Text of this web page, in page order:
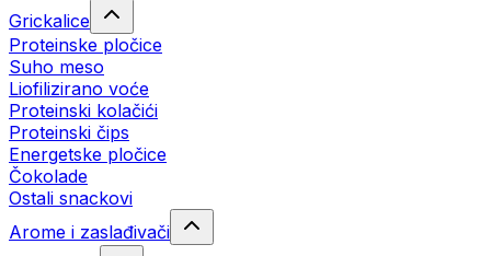
Grickalice
Proteinske pločice
Suho meso
Liofilizirano voće
Proteinski kolačići
Proteinski čips
Energetske pločice
Čokolade
Ostali snackovi
Arome i zaslađivači